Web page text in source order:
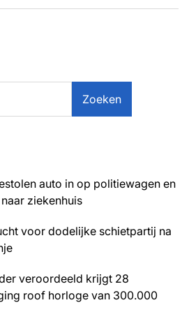
Zoeken
auto in op politiewagen en
ziekenhuis
voor dodelijke schietpartij na
veroordeeld krijgt 28
roof horloge van 300.000